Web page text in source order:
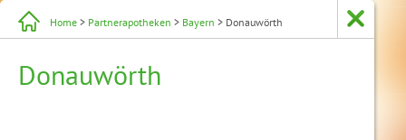
Home > Partnerapotheken > Bayern > Donauwörth
Donauwörth